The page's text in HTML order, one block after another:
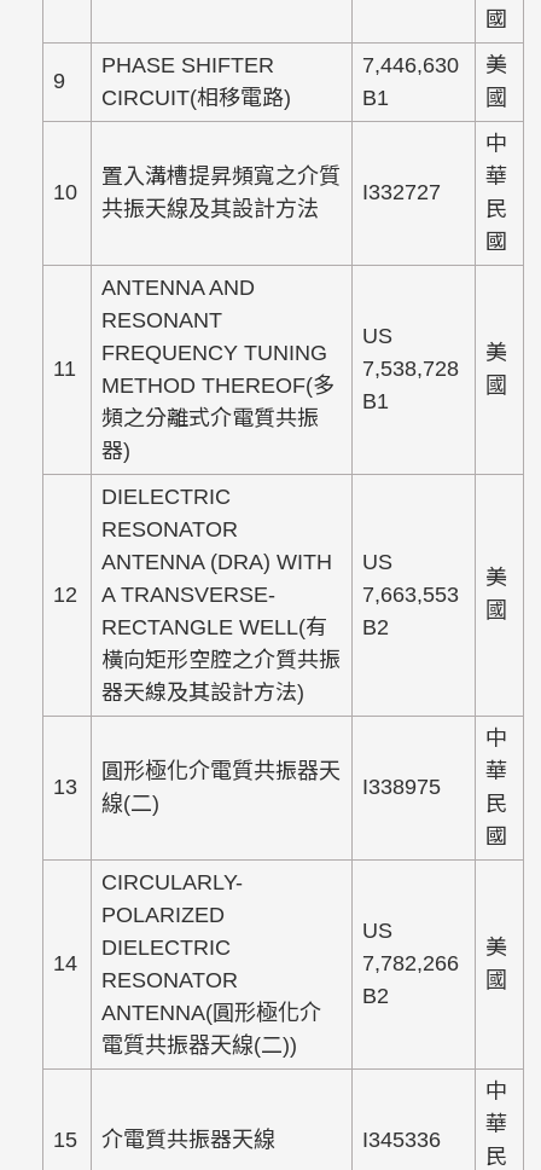
國
9
PHASE SHIFTER
CIRCUIT(相移電路)
7,446,630
B1
美
國
10
置入溝槽提昇頻寬之介質
共振天線及其設計方法
I332727
中
華
民
國
11
ANTENNA AND
RESONANT
FREQUENCY TUNING
METHOD THEREOF(多
頻之分離式介電質共振
器)
US
7,538,728
B1
美
國
12
DIELECTRIC
RESONATOR
ANTENNA (DRA) WITH
A TRANSVERSE-
RECTANGLE WELL(有
橫向矩形空腔之介質共振
器天線及其設計方法)
US
7,663,553
B2
美
國
13
圓形極化介電質共振器天
線(二)
I338975
中
華
民
國
14
CIRCULARLY-
POLARIZED
DIELECTRIC
RESONATOR
ANTENNA(圓形極化介
電質共振器天線(二))
US
7,782,266
B2
美
國
15 介電質共振器天線 I345336
中
華
民